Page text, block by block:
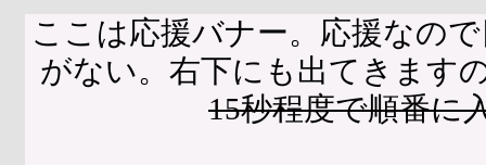
ここは応援バナー。応援なの
がない。右下にも出てきます
15秒程度で順番に